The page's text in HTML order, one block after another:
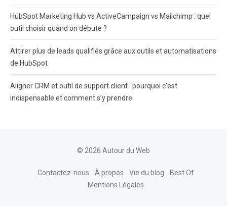
HubSpot Marketing Hub vs ActiveCampaign vs Mailchimp : quel
outil choisir quand on débute ?
Attirer plus de leads qualifiés grâce aux outils et automatisations
de HubSpot
Aligner CRM et outil de support client : pourquoi c’est
indispensable et comment s’y prendre
© 2026 Autour du Web
Contactez-nous À propos Vie du blog
Best Of
Mentions Légales